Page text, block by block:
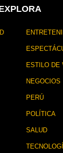
ESTILO DE
NEGOCIOS
PERÚ
POLÍTICA
SALUD